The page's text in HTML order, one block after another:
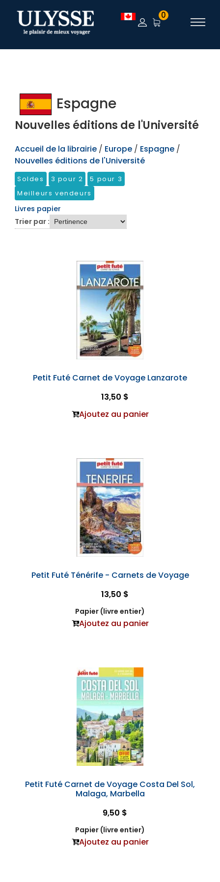
TEST 0
Espagne
Nouvelles éditions de l'Université
Accueil de la librairie / Europe / Espagne /
Nouvelles éditions de l'Université
Soldes 3 pour 2
5 pour 3
Meilleurs vendeurs
Livres papier
Trier par :
Petit Futé Carnet de Voyage Lanzarote
13,50 $
Ajoutez au panier
Petit Futé Ténérife - Carnets de Voyage
13,50 $
Papier (livre entier)
Ajoutez au panier
Petit Futé Carnet de Voyage Costa Del Sol,
Malaga, Marbella
9,50 $
Papier (livre entier)
Ajoutez au panier